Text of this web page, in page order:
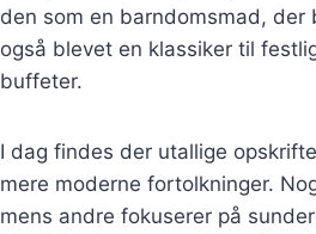
den som en barndomsmad, der
også blevet en klassiker til
buffeter.
I dag findes der utallige
mere moderne fortolkninger.
mens andre fokuserer på